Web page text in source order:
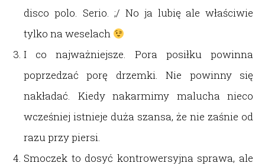
disco polo. Serio. ;/ No ja lubię ale właściwie
tylko na weselach
I co najważniejsze. Pora posiłku powinna
poprzedzać porę drzemki. Nie powinny się
nakładać. Kiedy nakarmimy malucha nieco
wcześniej istnieje duża szansa, że nie zaśnie od
razu przy piersi.
Smoczek to dosyć kontrowersyjna sprawa, ale